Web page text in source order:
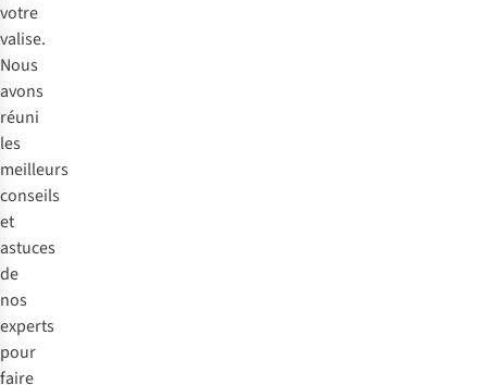
votre
valise.
Nous
avons
réuni
les
meilleurs
conseils
et
astuces
de
nos
experts
pour
faire